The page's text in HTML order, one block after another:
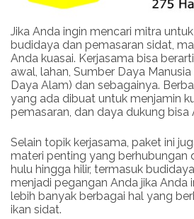
Jika Anda ingin mencari mitra
budidaya dan pemasaran sidat,
Anda kuasai. Kerjasama bisa
awal, lahan, Sumber Daya
Daya Alam) dan sebagainya.
yang ada dibuat untuk menjamin
pemasaran, dan daya dukung bisa
Selain topik kerjasama, paket ini
materi penting yang berhubungan
hulu hingga hilir, termasuk
menjadi pegangan Anda jika Anda
lebih banyak berbagai hal yang
ikan sidat.